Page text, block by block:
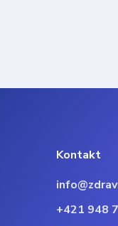
Kontakt
+421 948